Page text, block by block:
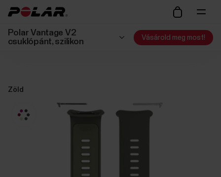
Polar Vantage V2
csuklópánt, szilikon
Vásárold meg most!
Zöld